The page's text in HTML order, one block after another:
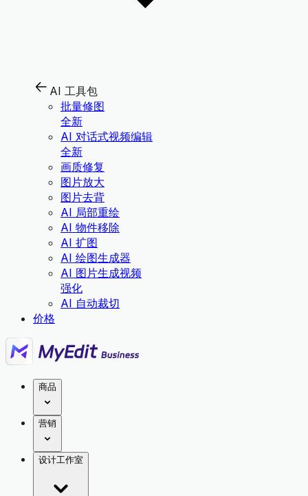
AI 工具包
批量修图
全新
AI 对话式视频编辑
全新
画质修复
图片放大
图片去背
AI 局部重绘
AI 物件移除
AI 扩图
AI 绘图生成器
AI 图片生成视频
强化
AI 自动裁切
价格
商品
营销
设计工作室